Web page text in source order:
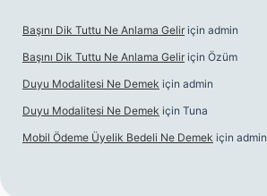
Başını Dik Tuttu Ne Anlama Gelir için admin
Başını Dik Tuttu Ne Anlama Gelir için Özüm
Duyu Modalitesi Ne Demek için admin
Duyu Modalitesi Ne Demek için Tuna
Mobil Ödeme Üyelik Bedeli Ne Demek için admin